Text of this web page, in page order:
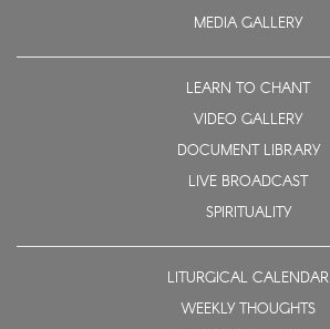
MEDIA GALLERY
LEARN TO CHANT
VIDEO GALLERY
DOCUMENT LIBRARY
LIVE BROADCAST
SPIRITUALITY
LITURGICAL CALENDAR
WEEKLY THOUGHTS